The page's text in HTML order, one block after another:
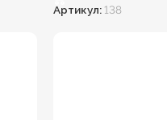
Артикул: 138